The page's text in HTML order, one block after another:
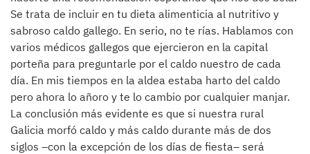
Se trata de incluir en tu dieta alimenticia al nutritivo y
sabroso caldo gallego. En serio, no te rías. Hablamos con
varios médicos gallegos que ejercieron en la capital
porteña para preguntarle por el caldo nuestro de cada
día. En mis tiempos en la aldea estaba harto del caldo
pero ahora lo añoro y te lo cambio por cualquier manjar.
La conclusión más evidente es que si nuestra rural
Galicia morfó caldo y más caldo durante más de dos
siglos –con la excepción de los días de fiesta– será